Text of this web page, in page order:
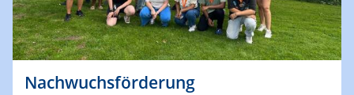
Nachwuchsförderung